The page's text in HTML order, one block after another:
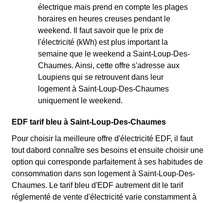
électrique mais prend en compte les plages
horaires en heures creuses pendant le
weekend. Il faut savoir que le prix de
l'électricité (kWh) est plus important la
semaine que le weekend a Saint-Loup-Des-
Chaumes. Ainsi, cette offre s'adresse aux
Loupiens qui se retrouvent dans leur
logement à Saint-Loup-Des-Chaumes
uniquement le weekend.
EDF tarif bleu à Saint-Loup-Des-Chaumes
Pour choisir la meilleure offre d'électricité EDF, il faut
tout dabord connaître ses besoins et ensuite choisir une
option qui corresponde parfaitement à ses habitudes de
consommation dans son logement à Saint-Loup-Des-
Chaumes. Le tarif bleu d'EDF autrement dit le tarif
réglementé de vente d'électricité varie constamment à